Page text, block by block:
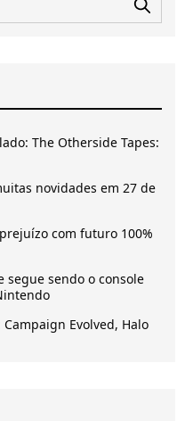
The Otherside Tapes:
novidades em 27 de
com futuro 100%
segue sendo o console
Evolved, Halo